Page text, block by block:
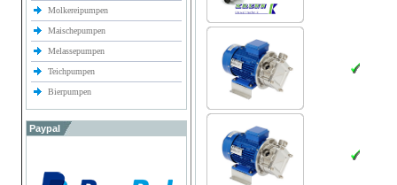
Molkereipumpen
Maischepumpen
Melassepumpen
Teichpumpen
Bierpumpen
Paypal